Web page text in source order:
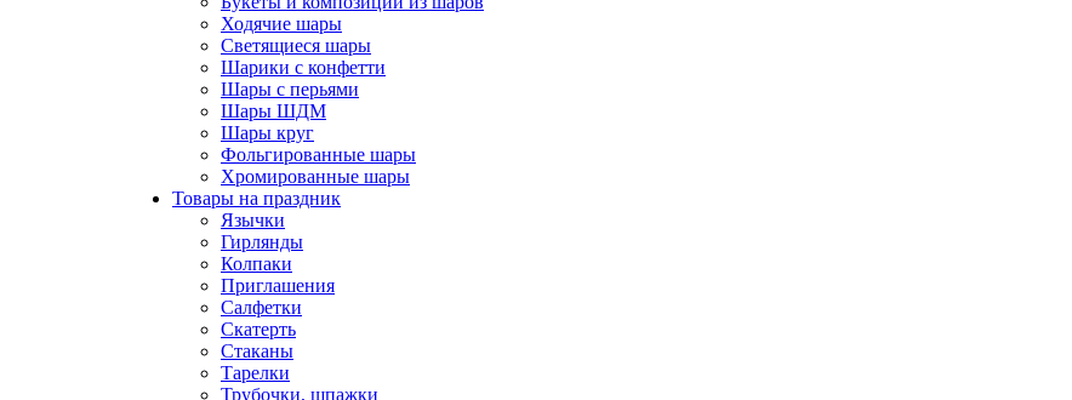
Ходячие шары
Светящиеся шары
Шарики с конфетти
Шары с перьями
Шары ШДМ
Шары круг
Фольгированные шары
Хромированные шары
Товары на праздник
Язычки
Гирлянды
Колпаки
Приглашения
Салфетки
Скатерть
Стаканы
Тарелки
Трубочки, шпажки